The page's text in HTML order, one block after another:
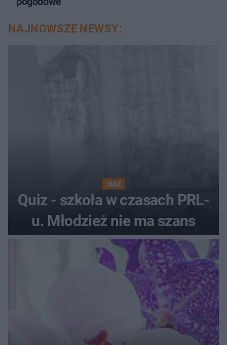
NAJNOWSZE NEWSY:
QUIZ
Quiz - szkoła w czasach PRL-
u. Młodzież nie ma szans